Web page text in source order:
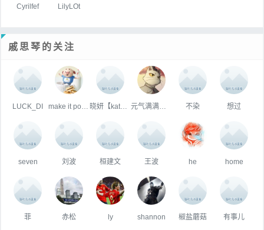
Cyrilfef LilyLOt
戚思琴的关注
LUCK_DI 不染 想过
seven 刘波 桓建文 王波 he home
菲 赤松 ly shannon 椒盐蘑菇 有事儿